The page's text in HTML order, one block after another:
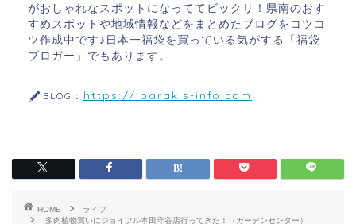
がおしゃれなスポットになっててビックリ！県南のおす
すめスポットや地域情報などをまとめたブログをコツコ
ツ作成中です♪日本一福袋を買っている気がする「福袋
ブロガー」でもあります。
BLOG： https://ibarakis-info.com
HOME
ライフ
多肉植物買いにジョイフル本田守谷店行ってきた！（ガーデンセンター）